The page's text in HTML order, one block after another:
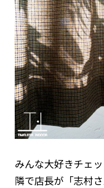
みんな大好きチェッ
隣で店長が「志村